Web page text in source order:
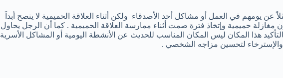
عن يومهم في العمل أو مشاكل أحد الأصدقاء ولكن أثناء العلاقة الحميمية لا ينصح أبداَ
مغازلة حميمية وإتخاذ فترة صمت أثناء ممارسة العلاقة الحميمية . كما أن الرجل يحاول
هذا المكان ليس المكان المناسب للحديث عن الأنشطة اليومية أو المشاكل الأسرية
والإسترخاء لتحسين مزاجه الشخصي .